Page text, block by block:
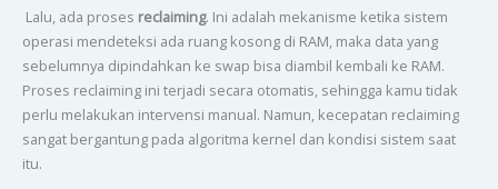
Lalu, ada proses reclaiming. Ini adalah mekanisme ketika sistem
operasi mendeteksi ada ruang kosong di RAM, maka data yang
sebelumnya dipindahkan ke swap bisa diambil kembali ke RAM.
Proses reclaiming ini terjadi secara otomatis, sehingga kamu tidak
perlu melakukan intervensi manual. Namun, kecepatan reclaiming
sangat bergantung pada algoritma kernel dan kondisi sistem saat
itu.